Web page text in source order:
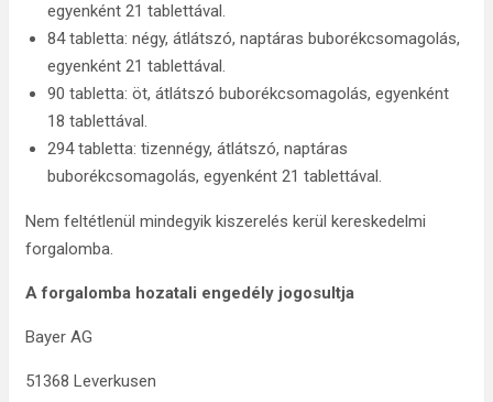
egyenként 21 tablettával.
84 tabletta: négy, átlátszó, naptáras buborékcsomagolás,
egyenként 21 tablettával.
90 tabletta: öt, átlátszó buborékcsomagolás, egyenként
18 tablettával.
294 tabletta: tizennégy, átlátszó, naptáras
buborékcsomagolás, egyenként 21 tablettával.
Nem feltétlenül mindegyik kiszerelés kerül kereskedelmi
forgalomba.
A forgalomba hozatali engedély jogosultja
Bayer AG
51368 Leverkusen